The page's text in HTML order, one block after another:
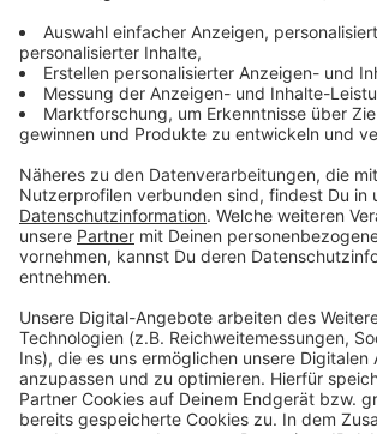
Hier gehts zur Apothekerkammer
Apotheker-Zeitung zur FFP2-Masken:
Das Bundesgesundheitsministerium über
entsprechende Verordnung: